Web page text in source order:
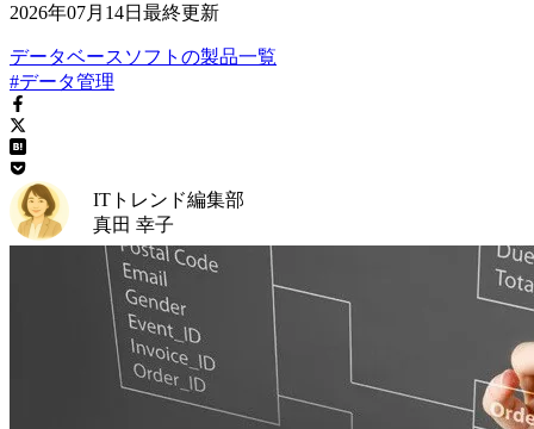
2026年07月14日 最終更新
データベースソフト の製品一覧
#データ管理
ITトレンド編集部
真田 幸子